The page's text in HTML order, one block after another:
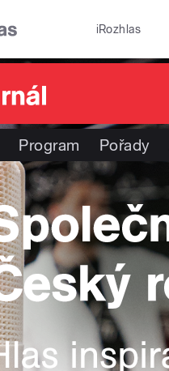
iRozhlas
Program Pořady